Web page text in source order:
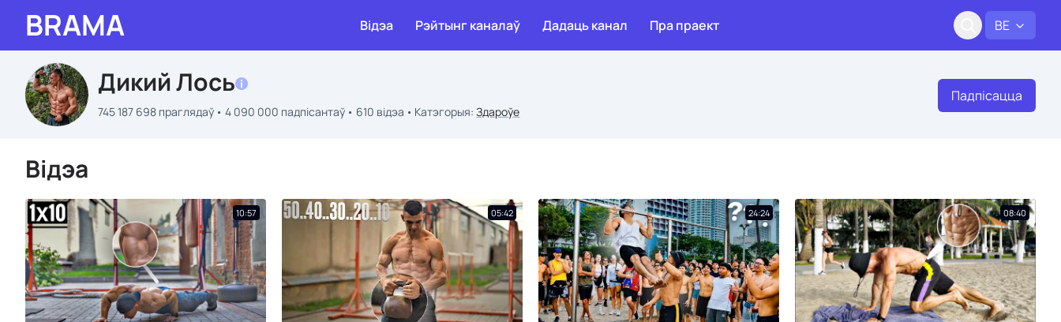
BRAMA BE
Відэа Рэйтынг каналаў Дадаць канал Пра праект
Дикий Лось
745 187 698 праглядаў 4 090 000 падпісантаў 610 відэа Катэгорыя:Здароўе
Падпісацца
Відэа
10:57 05:42 24:24 08:40